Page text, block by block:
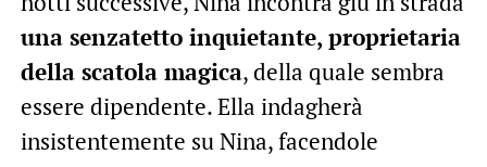
una senzatetto inquietante, proprietaria
della scatola magica, della quale sembra
essere dipendente. Ella indagherà
insistentemente su Nina, facendole